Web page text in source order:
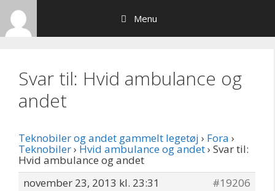
Hop
indhold
Menu
Svar til: Hvid ambulance og
andet
Teknobiler og andet gammelt legetøj › Fora ›
Teknobiler› Hvid ambulance og andet› Svar til:
Hvid ambulance og andet
november 23, 2013 kl. 23:31
#19206